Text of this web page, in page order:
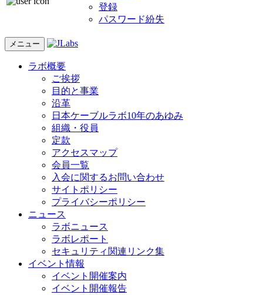
登録
パスワード紛失
メニュー
ラボ概要
ご挨拶
目的と事業
沿革
日本ケーブルラボ10年のあゆみ
組織・役員
定款
アクセスマップ
会員一覧
入会に関するお問い合わせ
サイトポリシー
プライバシーポリシー
ニュース
ラボニュース
ラボレポート
セキュリティ関連リンク集
イベント情報
イベント開催案内
イベント開催報告